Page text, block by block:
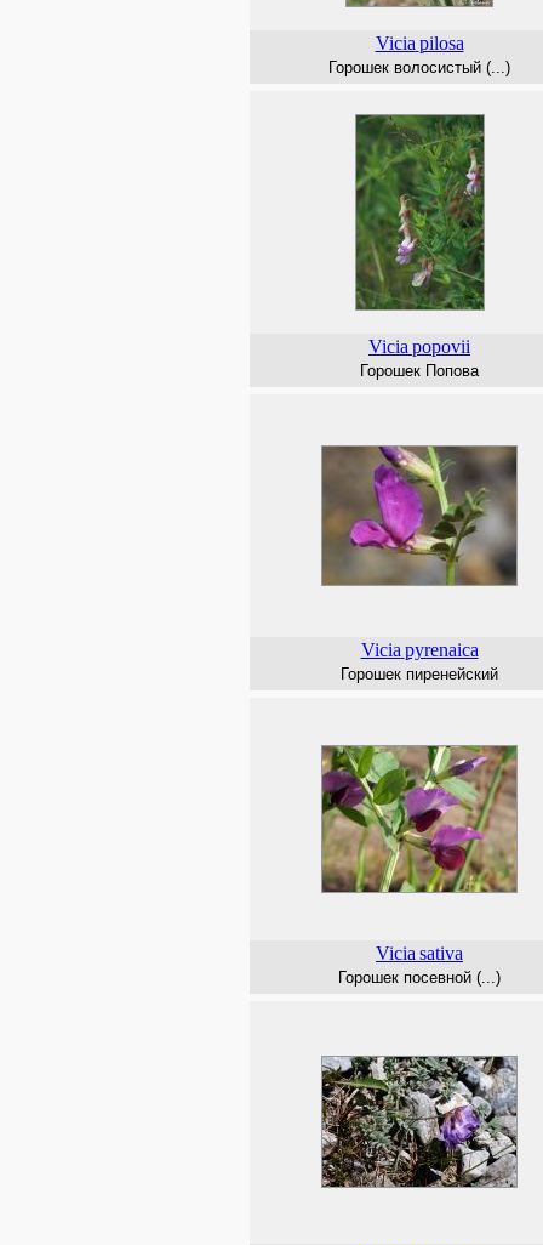
Vicia pilosa
Горошек волосистый (...)
Vicia popovii
Горошек Попова
Vicia pyrenaica
Горошек пиренейский
Vicia sativa
Горошек посевной (...)